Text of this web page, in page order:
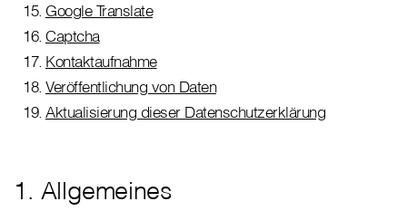
Google Translate
Captcha
Kontaktaufnahme
Veröffentlichung von Daten
Aktualisierung dieser Datenschutzerklärung
1. Allgemeines